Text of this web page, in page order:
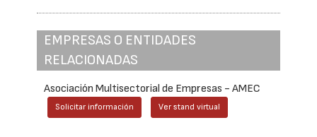
EMPRESAS O ENTIDADES
RELACIONADAS
Asociación Multisectorial de Empresas - AMEC
Solicitar información Ver stand virtual